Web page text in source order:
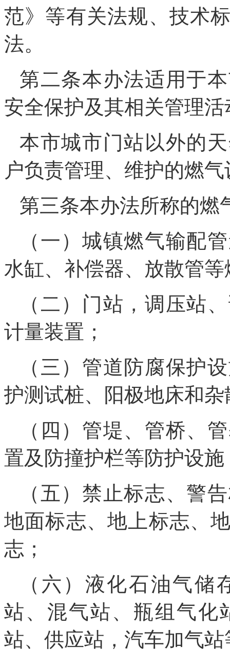
范》等有关法规、技术
法。
第二条本办法适用于
安全保护及其相关管理活
本市城市门站以外的
户负责管理、维护的燃
第三条本办法所称的燃
（一）城镇燃气输配
水缸、补偿器、放散管
（二）门站，调压站
计量装置；
（三）管道防腐保护
护测试桩、阳极地床和
（四）管堤、管桥、
置及防撞护栏等防护设施
（五）禁止标志、警
地面标志、地上标志、
志；
（六）液化石油气
站、混气站、瓶组气化
站、供应站，汽车加气站